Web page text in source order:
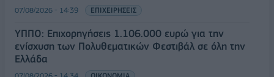
07/08/2026 - 14:39 ΕΠΙΧΕΙΡΗΣΕΙΣ
ΥΠΠΟ: Επιχορηγήσεις 1.106.000 ευρώ για την
ενίσχυση των Πολυθεματικών Φεστιβάλ σε όλη την
Ελλάδα